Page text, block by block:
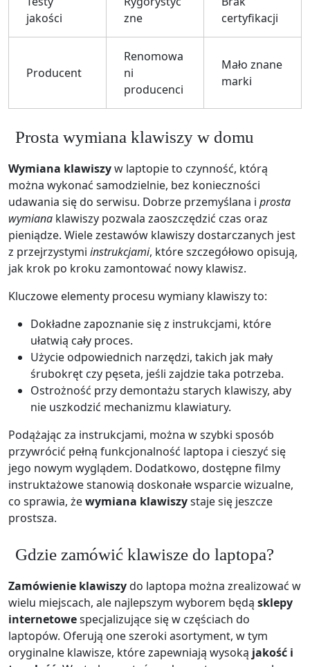
jakości
zne
certyfikacji
Producent
Renomowa
ni
producenci
Mało znane
marki
Prosta wymiana klawiszy w domu
Wymiana klawiszyw laptopie to czynność, którą
można wykonać samodzielnie, bez konieczności
udawania się do serwisu. Dobrze przemyślana i prosta
wymiana klawiszy pozwala zaoszczędzić czas oraz
pieniądze. Wiele zestawów klawiszy dostarczanych jest
z przejrzystymi instrukcjami, które szczegółowo opisują,
jak krok po kroku zamontować nowy klawisz.
Kluczowe elementy procesu wymiany klawiszy to:
Dokładne zapoznanie się z instrukcjami, które
ułatwią cały proces.
Użycie odpowiednich narzędzi, takich jak mały
śrubokręt czy pęseta, jeśli zajdzie taka potrzeba.
Ostrożność przy demontażu starych klawiszy, aby
nie uszkodzić mechanizmu klawiatury.
Podążając za instrukcjami, można w szybki sposób
przywrócić pełną funkcjonalność laptopa i cieszyć się
jego nowym wyglądem. Dodatkowo, dostępne filmy
instruktażowe stanowią doskonałe wsparcie wizualne,
co sprawia, żewymiana klawiszystaje się jeszcze
prostsza.
Gdzie zamówić klawisze do laptopa?
Zamówienie klawiszydo laptopa można zrealizować w
wielu miejscach, ale najlepszym wyborem będą sklepy
internetowespecjalizujące się w częściach do
laptopów. Oferują one szeroki asortyment, w tym
oryginalne klawisze, które zapewniają wysoką jakość i